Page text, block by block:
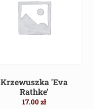
Krzewuszka 'Eva
Rathke’
17.00zł